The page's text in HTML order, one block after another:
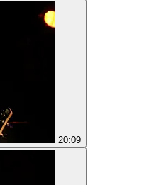
20:09